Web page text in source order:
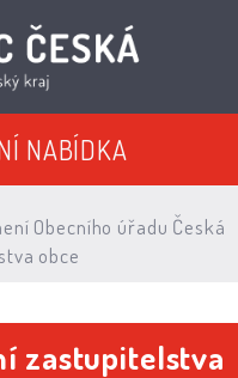
NABÍDKA
Obecního úřadu Česká
obce
zastupitelstva